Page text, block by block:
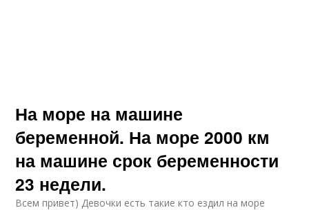
На море на машине
беременной. На море 2000 км
на машине срок беременности
23 недели.
Всем привет) Девочки есть такие кто ездил на море